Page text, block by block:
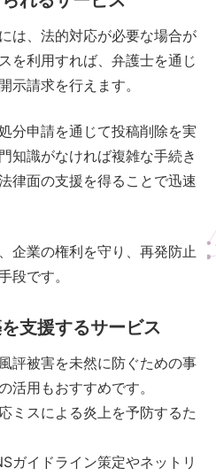
は、法的対応が必要な場合が
を利用すれば、弁護士を通じ
示請求を行えます。
分申請を通じて投稿削除を実
知識がなければ複雑な手続き
律面の支援を得ることで迅速
企業の権利を守り、再発防止
段です。
支援するサービス
評被害を未然に防ぐための事
活用もおすすめです。
ミスによる炎上を予防するた
ガイドライン策定やネットリ